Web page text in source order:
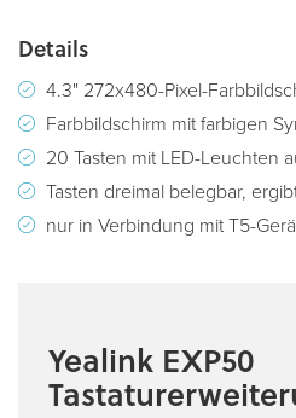
Details
4.3" 272x480-Pixel-
Farbbildschirm mit farbigen
20 Tasten mit LED-Leuchten
Tasten dreimal belegbar,
nur in Verbindung mit T5-
Yealink EXP50